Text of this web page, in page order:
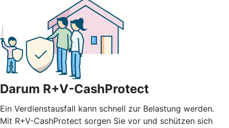
Darum R+V-CashProtect
Ein Verdienstausfall kann schnell zur Belastung werden.
Mit R+V-CashProtect sorgen Sie vor und schützen sich